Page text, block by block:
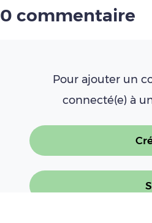
0 commentaire
Pour ajouter un
connecté(e) à